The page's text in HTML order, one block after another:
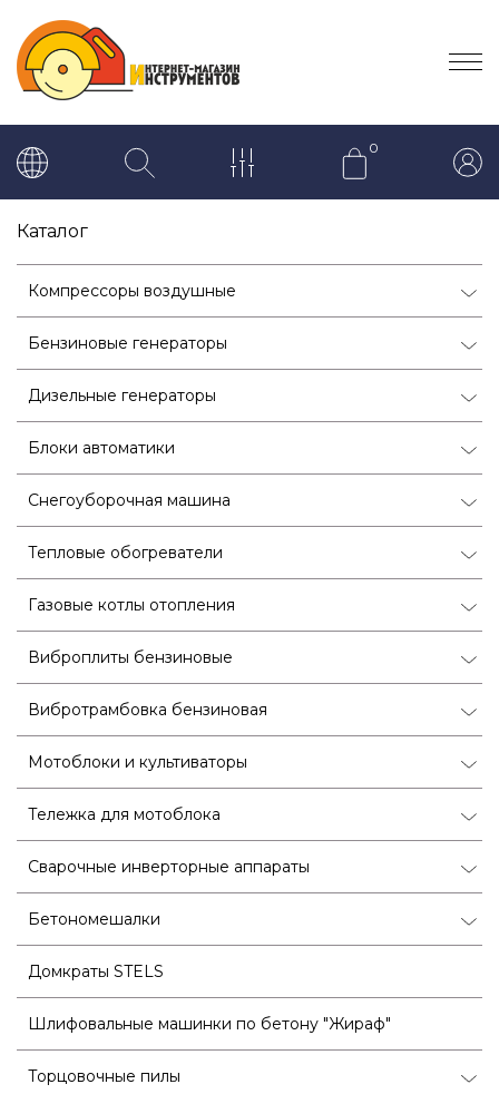
0
Каталог
Компрессоры воздушные
Бензиновые генераторы
Дизельные генераторы
Блоки автоматики
Снегоуборочная машина
Тепловые обогреватели
Газовые котлы отопления
Виброплиты бензиновые
Вибротрамбовка бензиновая
Мотоблоки и культиваторы
Тележка для мотоблока
Сварочные инверторные аппараты
Бетономешалки
Домкраты STELS
Шлифовальные машинки по бетону "Жираф"
Торцовочные пилы